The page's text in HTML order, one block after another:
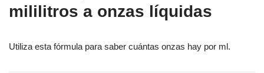
mililitros a onzas líquidas
Utiliza esta fórmula para saber cuántas onzas hay por ml.